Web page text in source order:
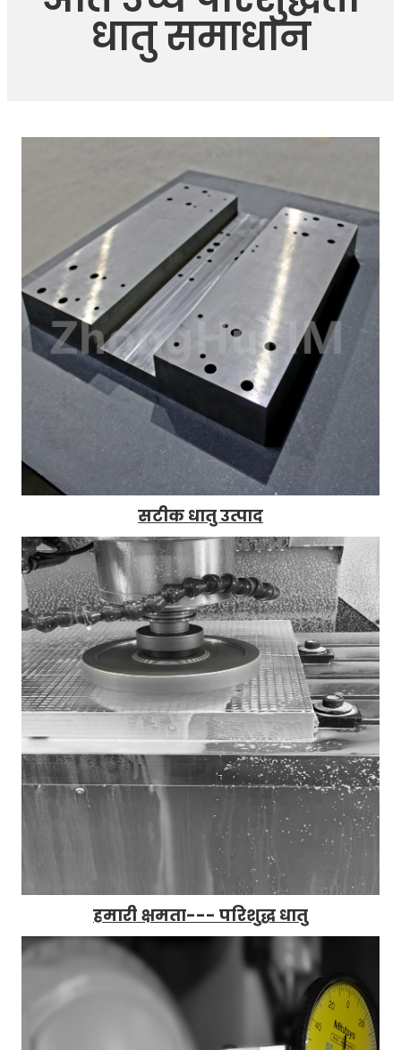
धातु समाधान
सटीक धातु उत्पाद
हमारी क्षमता--- परिशुद्ध धातु